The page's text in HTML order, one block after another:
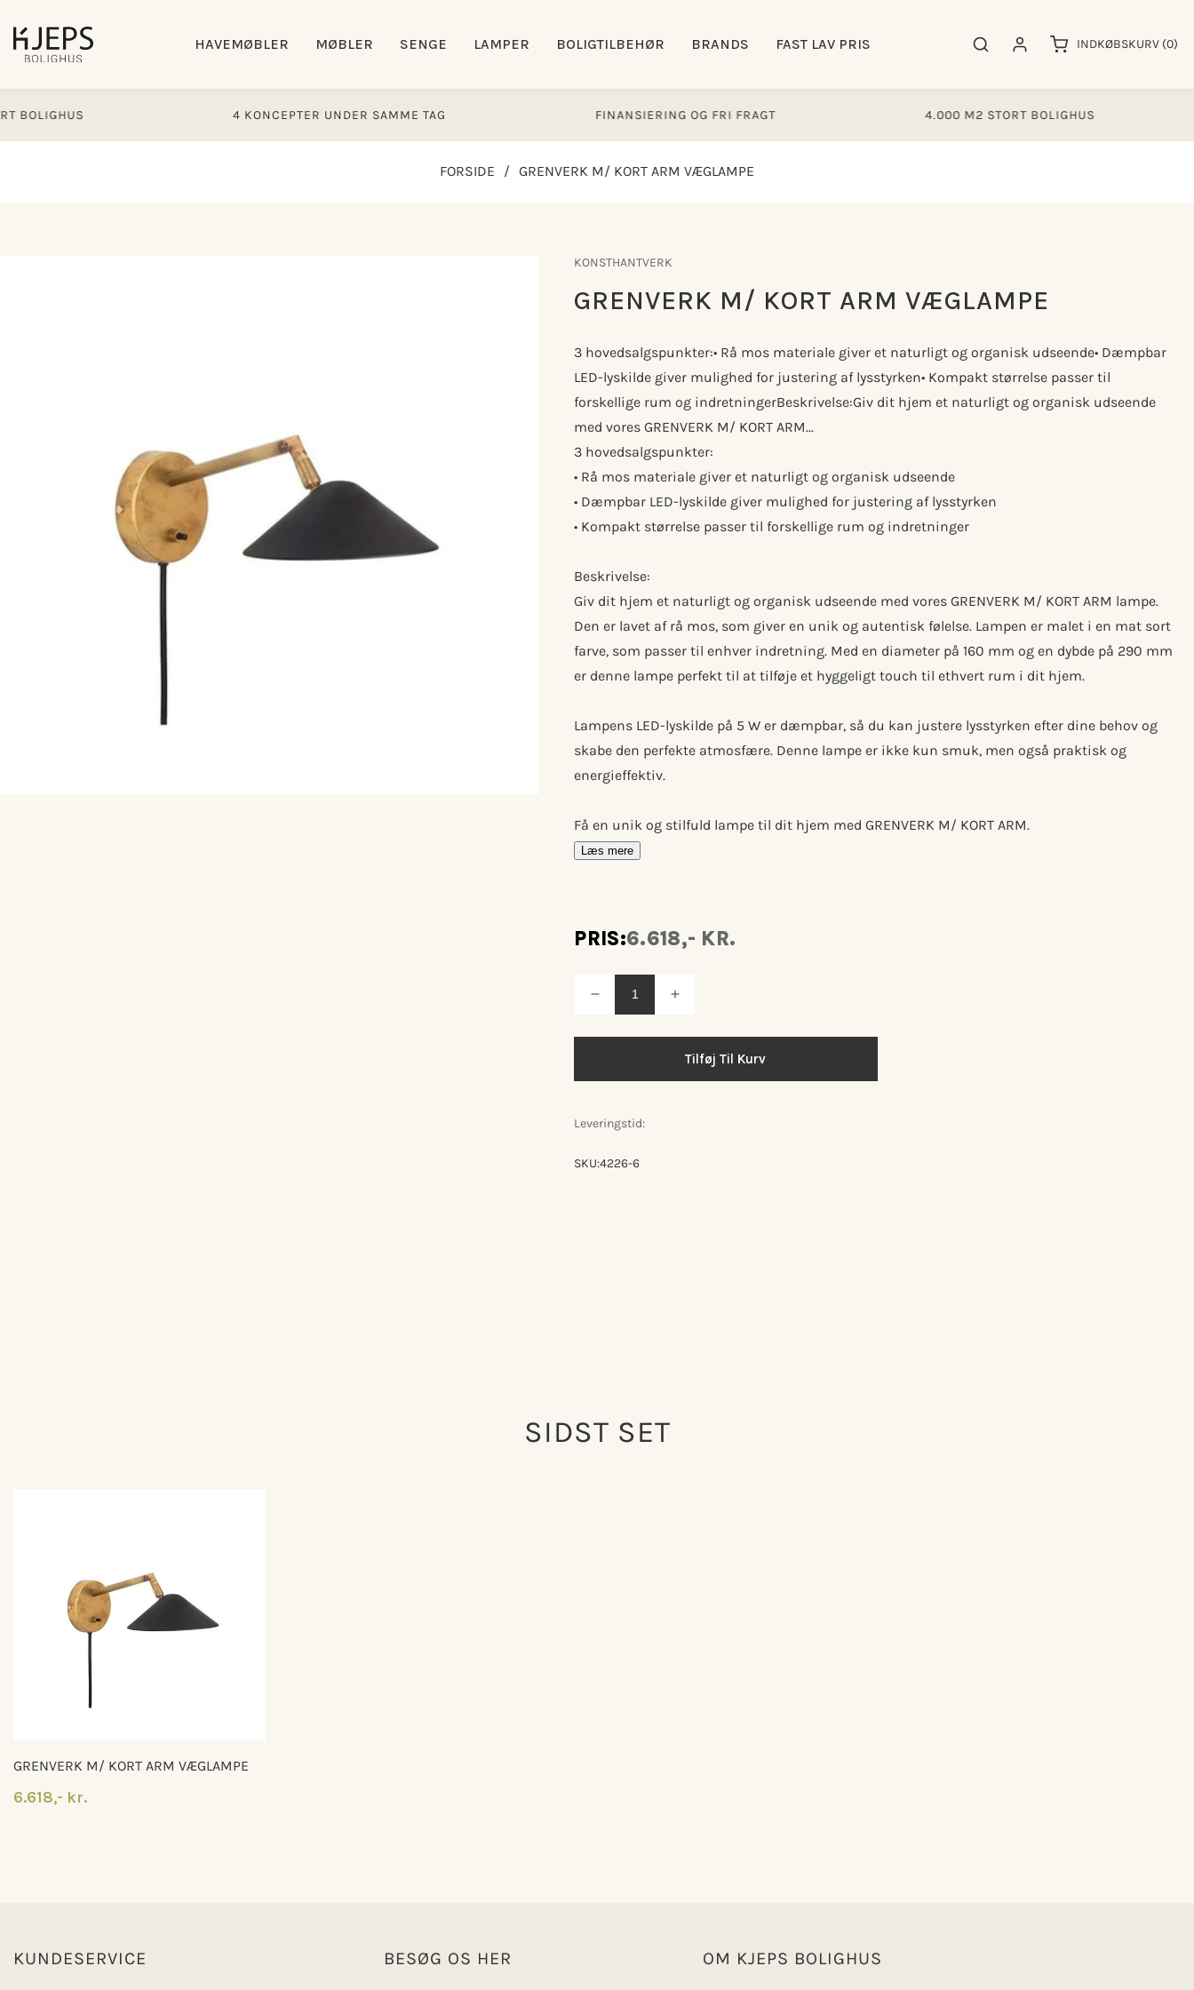
indhold
HAVEMØBLER MØBLER SENGE LAMPER BOLIGTILBEHØR BRANDS FAST LAV PRIS SøgeresultaterLog ind INDKØBSKURV (0)
varer
4 KONCEPTER UNDER SAMME TAG FINANSIERING OG FRI FRAGT 4.000 M2 STORT BOLIGHUS
FORSIDE / GRENVERK M/ KORT ARM VÆGLAMPE
KONSTHANTVERK
GRENVERK M/ KORT ARM VÆGLAMPE
3 hovedsalgspunkter:• Rå mos materiale giver et naturligt og organisk udseende• Dæmpbar
LED-lyskilde giver mulighed for justering af lysstyrken• Kompakt størrelse passer til
forskellige rum og indretningerBeskrivelse:Giv dit hjem et naturligt og organisk udseende
med vores GRENVERK M/ KORT ARM...
3 hovedsalgspunkter:
• Rå mos materiale giver et naturligt og organisk udseende
• Dæmpbar LED-lyskilde giver mulighed for justering af lysstyrken
• Kompakt størrelse passer til forskellige rum og indretninger
Beskrivelse:
Giv dit hjem et naturligt og organisk udseende med vores GRENVERK M/ KORT ARM lampe.
Den er lavet af rå mos, som giver en unik og autentisk følelse. Lampen er malet i en mat sort
farve, som passer til enhver indretning. Med en diameter på 160 mm og en dybde på 290 mm
er denne lampe perfekt til at tilføje et hyggeligt touch til ethvert rum i dit hjem.
Lampens LED-lyskilde på 5 W er dæmpbar, så du kan justere lysstyrken efter dine behov og
skabe den perfekte atmosfære. Denne lampe er ikke kun smuk, men også praktisk og
energieffektiv.
Få en unik og stilfuld lampe til dit hjem med GRENVERK M/ KORT ARM.
Læs mere
PRIS:6.618,- KR.
Reducer
antallet
arm
Øg
m/
arm
Tilføj Til Kurv
Leveringstid:
SKU:4226-6
SIDST SET
GRENVERK M/ KORT ARM VÆGLAMPE
6.618,- kr.
KUNDESERVICE BESØG OS HER OM KJEPS BOLIGHUS